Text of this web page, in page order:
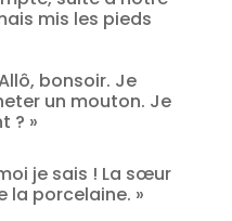
mis les pieds
bonsoir. Je
un mouton. Je
? »
je sais ! La sœur
la porcelaine. »